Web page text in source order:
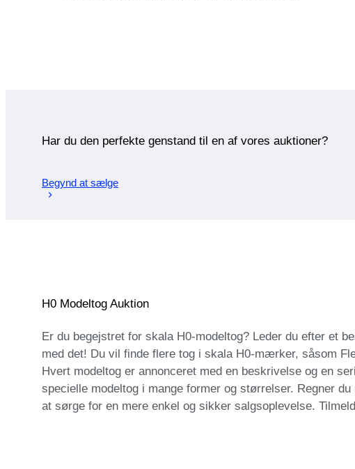
Har du den perfekte genstand til en af vores auktioner?
Begynd at sælge
H0 Modeltog Auktion
Er du begejstret for skala H0-modeltog? Leder du efter et
med det! Du vil finde flere tog i skala H0-mærker, såsom
Hvert modeltog er annonceret med en beskrivelse og en
specielle modeltog i mange former og størrelser. Regner
at sørge for en mere enkel og sikker salgsoplevelse.